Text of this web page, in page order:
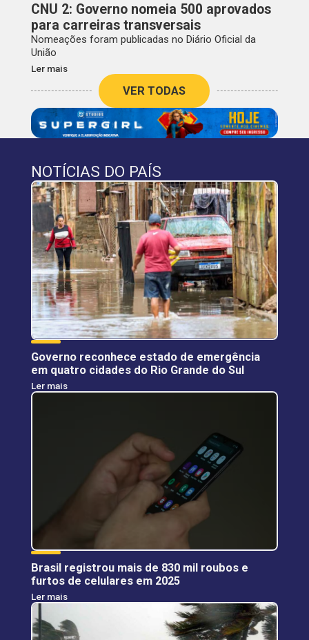
CNU 2: Governo nomeia 500 aprovados
para carreiras transversais
Nomeações foram publicadas no Diário Oficial da
União
Ler mais
VER TODAS
NOTÍCIAS DO PAÍS
Governo reconhece estado de emergência
em quatro cidades do Rio Grande do Sul
Ler mais
Brasil registrou mais de 830 mil roubos e
furtos de celulares em 2025
Ler mais